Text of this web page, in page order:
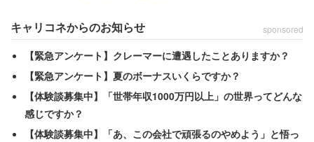
「うちのクリニックに今いる事務員の2人は京大と名大出
身なのよ。あ、ごめんなさい！あなたは高卒だったわね」
これに「わざわざ今言います？」と女性が思うのも無理は
ない。普通なら面食らって絶句しそうなものだが、
キャリコネからのお知らせ sponsored
【緊急アンケート】クレーマーに遭遇したことありますか？
【緊急アンケート】夏のボーナスいくらですか？
【体験談募集中】「世帯年収1000万円以上」の世界ってどんな
感じですか？
【体験談募集中】「あ、この会社で頑張るのやめよう」と悟っ